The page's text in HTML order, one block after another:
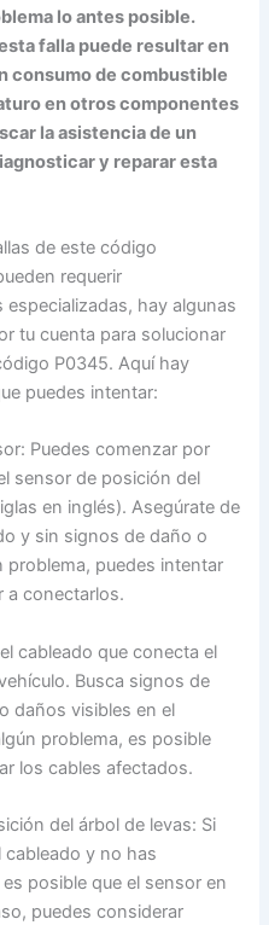
lo antes posible.
falla puede resultar en
consumo de combustible
en otros componentes
la asistencia de un
y reparar esta
de este código
requerir
hay algunas
tu cuenta para solucionar
P0345. Aquí hay
puedes intentar:
Puedes comenzar por
sensor de posición del
en inglés). Asegúrate de
y sin signos de daño o
problema, puedes intentar
a conectarlos.
cableado que conecta el
Busca signos de
daños visibles en el
problema, es posible
los cables afectados.
del árbol de levas: Si
y no has
posible que el sensor en
puedes considerar